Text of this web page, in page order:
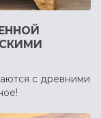
с древними